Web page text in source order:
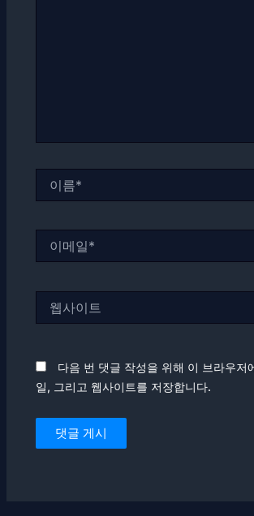
다음 번 댓글 작성을 위해 이 브라우저
일, 그리고 웹사이트를 저장합니다.